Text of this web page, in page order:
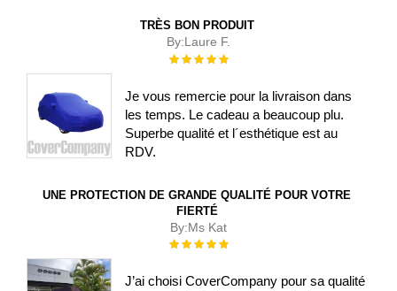
TRÈS BON PRODUIT
By:Laure F.
Évaluation :
Je vous remercie pour la livraison dans
les temps. Le cadeau a beaucoup plu.
Superbe qualité et l´esthétique est au
RDV.
UNE PROTECTION DE GRANDE QUALITÉ POUR VOTRE
FIERTÉ
By:Ms Kat
Évaluation :
J’ai choisi CoverCompany pour sa qualité